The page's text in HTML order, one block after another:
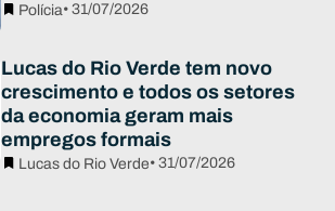
Polícia• 31/07/2026
Lucas do Rio Verde tem novo
crescimento e todos os setores
da economia geram mais
empregos formais
Lucas do Rio Verde• 31/07/2026